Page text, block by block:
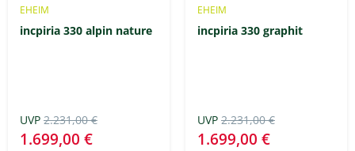
EHEIM
incpiria 330 alpin nature
UVP 2.231,00 €
1.699,00 €
EHEIM
incpiria 330 graphit
UVP 2.231,00 €
1.699,00 €